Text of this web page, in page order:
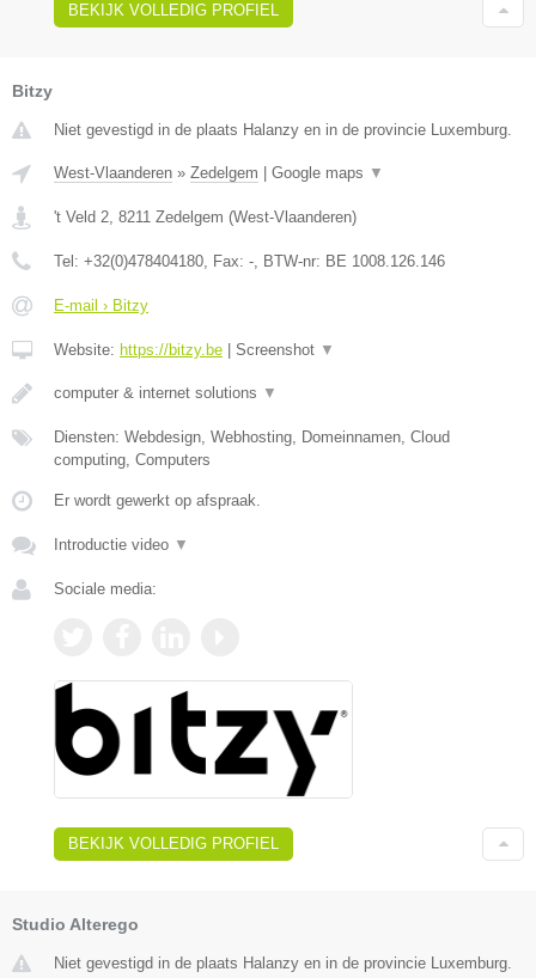
BEKIJK VOLLEDIG PROFIEL
Bitzy
Niet gevestigd in de plaats Halanzy en in de provincie Luxemburg.
West-Vlaanderen » Zedelgem Google maps ▼
't Veld 2, 8211 Zedelgem (West-Vlaanderen)
Tel: +32(0)478404180, Fax: -, BTW-nr: BE 1008.126.146
E-mail › Bitzy
Website: https://bitzy.be Screenshot ▼
computer & internet solutions ▼
Diensten: Webdesign, Webhosting, Domeinnamen, Cloud
computing, Computers
Er wordt gewerkt op afspraak.
Introductie video ▼
Sociale media:
BEKIJK VOLLEDIG PROFIEL
Studio Alterego
Niet gevestigd in de plaats Halanzy en in de provincie Luxemburg.